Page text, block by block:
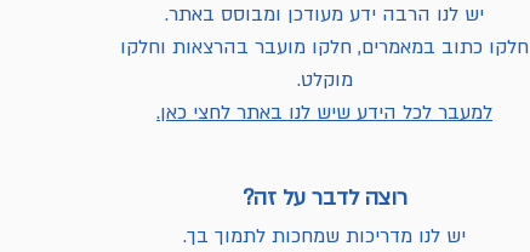
יש לנו הרבה ידע מעודכן ומבוסס באתר.
חלקו כתוב במאמרים, חלקו מועבר בהרצאות וחלקו
מוקלט.
למעבר לכל הידע שיש לנו באתר לחצי כאן.
רוצה לדבר על זה?
יש לנו מדריכות שמחכות לתמוך בך.